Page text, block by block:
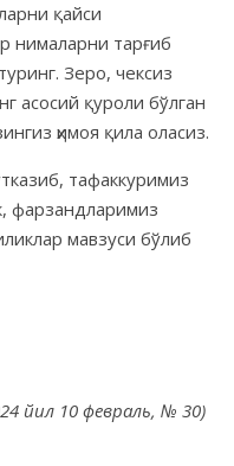
қайси
нималарни тарғиб
Зеро, чексиз
асосий қуроли бўлган
ҳимоя қила оласиз.
тафаккуримиз
фарзандларимиз
мавзуси бўлиб
йил 10 февраль, № 30)